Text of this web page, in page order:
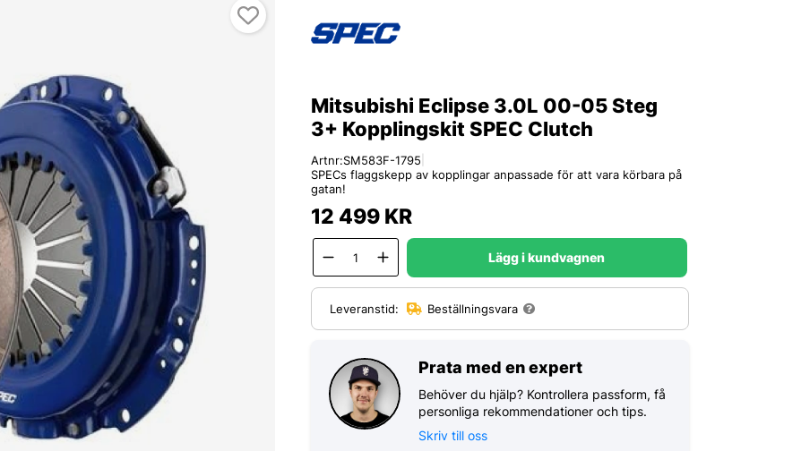
Mitsubishi Eclipse 3.0L 00-05 Steg
3+ Kopplingskit SPEC Clutch
Artnr:SM583F-1795
SPECs flaggskepp av kopplingar anpassade för att vara körbara på
gatan!
12 499 KR
Lägg i kundvagnen
Leveranstid: Beställningsvara
Prata med en expert
Behöver du hjälp? Kontrollera passform, få
personliga rekommendationer och tips.
Skriv till oss